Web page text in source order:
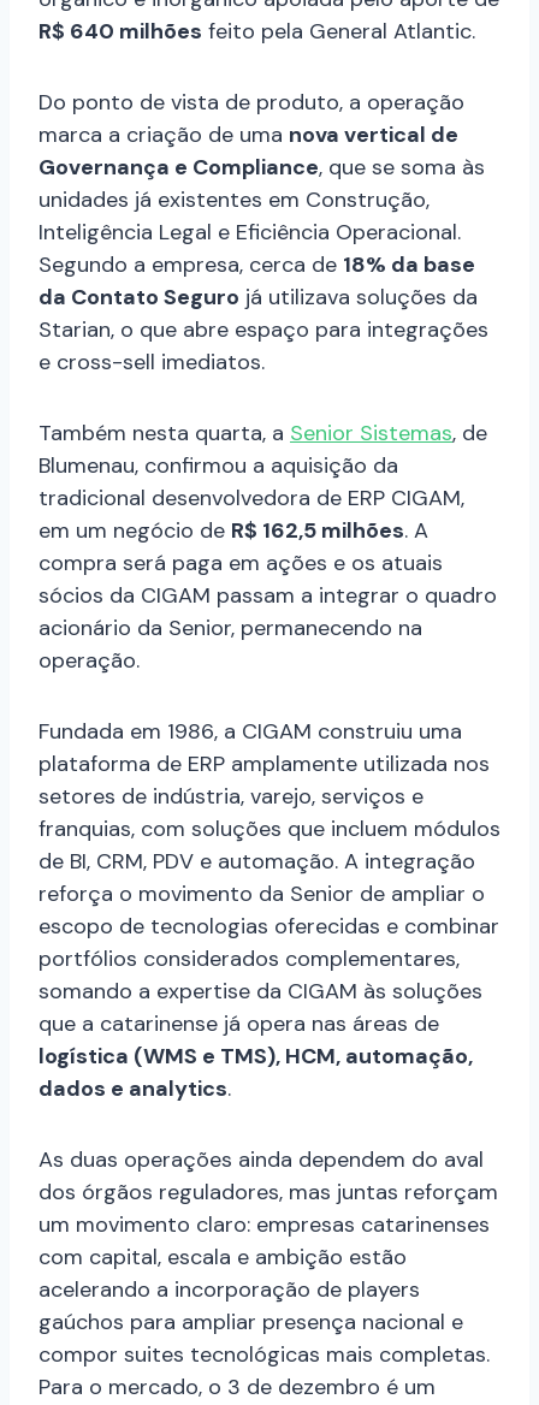
R$ 640 milhões feito pela General Atlantic.
Do ponto de vista de produto, a operação
marca a criação de uma nova vertical de
Governança e Compliance, que se soma às
unidades já existentes em Construção,
Inteligência Legal e Eficiência Operacional.
Segundo a empresa, cerca de 18% da base
da Contato Seguro já utilizava soluções da
Starian, o que abre espaço para integrações
e cross-sell imediatos.
Também nesta quarta, a Senior Sistemas, de
Blumenau, confirmou a aquisição da
tradicional desenvolvedora de ERP CIGAM,
em um negócio de R$ 162,5 milhões. A
compra será paga em ações e os atuais
sócios da CIGAM passam a integrar o quadro
acionário da Senior, permanecendo na
operação.
Fundada em 1986, a CIGAM construiu uma
plataforma de ERP amplamente utilizada nos
setores de indústria, varejo, serviços e
franquias, com soluções que incluem módulos
de BI, CRM, PDV e automação. A integração
reforça o movimento da Senior de ampliar o
escopo de tecnologias oferecidas e combinar
portfólios considerados complementares,
somando a expertise da CIGAM às soluções
que a catarinense já opera nas áreas de
logística (WMS e TMS), HCM, automação,
dados e analytics.
As duas operações ainda dependem do aval
dos órgãos reguladores, mas juntas reforçam
um movimento claro: empresas catarinenses
com capital, escala e ambição estão
acelerando a incorporação de players
gaúchos para ampliar presença nacional e
compor suites tecnológicas mais completas.
Para o mercado, o 3 de dezembro é um